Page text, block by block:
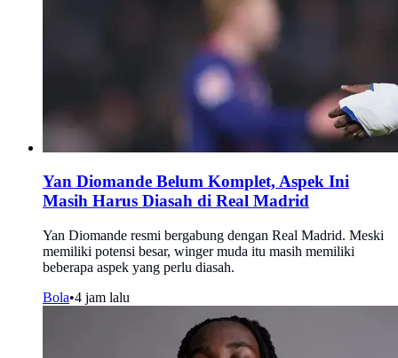
Yan Diomande Belum Komplet, Aspek Ini
Masih Harus Diasah di Real Madrid
Yan Diomande resmi bergabung dengan Real Madrid. Meski
memiliki potensi besar, winger muda itu masih memiliki
beberapa aspek yang perlu diasah.
Bola•4 jam lalu